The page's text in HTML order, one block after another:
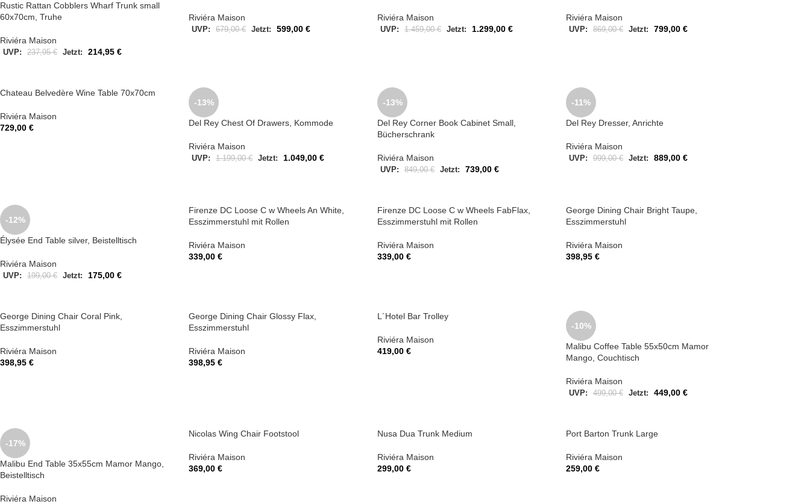
Rustic Rattan Cobblers Wharf Trunk small
60x70cm, Truhe
Riviéra Maison
UVP: 237,95€ Jetzt: 214,95 €
Riviéra Maison
UVP: 679,00€ Jetzt: 599,00 €
Riviéra Maison
UVP: 1.459,00€ Jetzt: 1.299,00 €
Riviéra Maison
UVP: 869,00€ Jetzt: 799,00 €
Chateau Belvedère Wine Table 70x70cm
Riviéra Maison
729,00 €
-13%
Del Rey Chest Of Drawers, Kommode
Riviéra Maison
UVP: 1.199,00€ Jetzt: 1.049,00 €
-13%
Del Rey Corner Book Cabinet Small,
Bücherschrank
Riviéra Maison
UVP: 849,00€ Jetzt: 739,00 €
-11%
Del Rey Dresser, Anrichte
Riviéra Maison
UVP: 999,00€ Jetzt: 889,00 €
-12%
Élysée End Table silver, Beistelltisch
Riviéra Maison
UVP: 199,00€ Jetzt: 175,00 €
Firenze DC Loose C w Wheels An White,
Esszimmerstuhl mit Rollen
Riviéra Maison
339,00 €
Firenze DC Loose C w Wheels FabFlax,
Esszimmerstuhl mit Rollen
Riviéra Maison
339,00 €
George Dining Chair Bright Taupe,
Esszimmerstuhl
Riviéra Maison
398,95 €
George Dining Chair Coral Pink,
Esszimmerstuhl
Riviéra Maison
398,95 €
George Dining Chair Glossy Flax,
Esszimmerstuhl
Riviéra Maison
398,95 €
L´Hotel Bar Trolley
Riviéra Maison
419,00 €
-10%
Malibu Coffee Table 55x50cm Mamor
Mango, Couchtisch
Riviéra Maison
UVP: 499,00€ Jetzt: 449,00 €
-17%
Malibu End Table 35x55cm Mamor Mango,
Beistelltisch
Riviéra Maison
Nicolas Wing Chair Footstool
Riviéra Maison
369,00 €
Nusa Dua Trunk Medium
Riviéra Maison
299,00 €
Port Barton Trunk Large
Riviéra Maison
259,00 €